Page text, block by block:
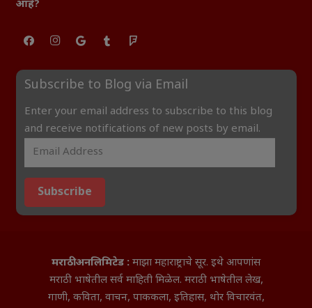
आहे?
Subscribe to Blog via Email
Enter your email address to subscribe to this blog
and receive notifications of new posts by email.
Subscribe
मराठी अनलिमिटेड : माझा महाराष्ट्राचे सूर. इथे आपणांस
मराठी भाषेतील सर्व माहिती मिळेल. मराठी भाषेतील लेख,
गाणी, कविता, वाचन, पाककला, इतिहास, थोर विचारवंत,